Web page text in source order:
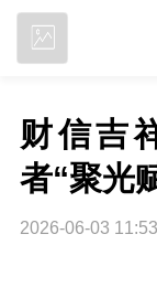
财信吉
者“聚光
2026-06-03